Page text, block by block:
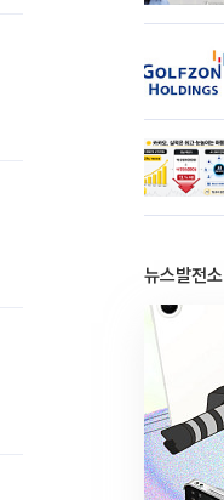
뉴스발전소